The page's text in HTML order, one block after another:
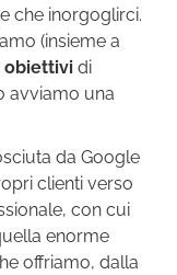
che inorgoglirci.
(insieme a
obiettivi di
avviamo una
da Google
clienti verso
con cui
enorme
offriamo, dalla